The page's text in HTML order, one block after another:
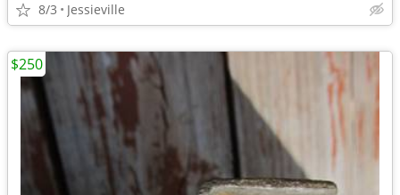
8/3 Jessieville
$250